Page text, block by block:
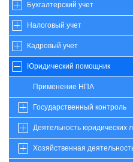
Бухгалтерский учет
Налоговый учет
Кадровый учет
Юридический помощник
Применение НПА
Государственный контроль
Деятельность юридических
Хозяйственная